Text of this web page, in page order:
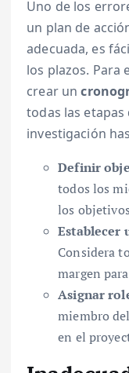
Uno de los
un plan de
adecuada, es
los plazos. Para
crear un
todas las
investigación
Definir
todos los
los
Establecer
Considera
margen
Asignar
miembro
en el